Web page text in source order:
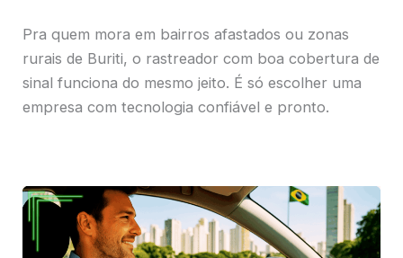
Pra quem mora em bairros afastados ou zonas
rurais de Buriti, o rastreador com boa cobertura de
sinal funciona do mesmo jeito. É só escolher uma
empresa com tecnologia confiável e pronto.